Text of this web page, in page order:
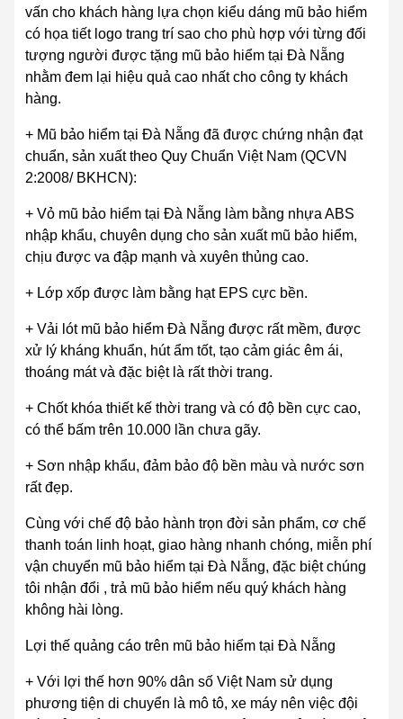
vấn cho khách hàng lựa chọn kiểu dáng mũ bảo hiểm
có họa tiết logo trang trí sao cho phù hợp với từng đối
tượng người được tặng mũ bảo hiểm tại Đà Nẵng
nhằm đem lại hiệu quả cao nhất cho công ty khách
hàng.
+ Mũ bảo hiểm tại Đà Nẵng đã được chứng nhận đạt
chuẩn, sản xuất theo Quy Chuẩn Việt Nam (QCVN
2:2008/ BKHCN):
+ Vỏ mũ bảo hiểm tại Đà Nẵng làm bằng nhựa ABS
nhập khẩu, chuyên dụng cho sản xuất mũ bảo hiểm,
chịu được va đập mạnh và xuyên thủng cao.
+ Lớp xốp được làm bằng hạt EPS cực bền.
+ Vải lót mũ bảo hiểm Đà Nẵng được rất mềm, được
xử lý kháng khuẩn, hút ẩm tốt, tạo cảm giác êm ái,
thoáng mát và đặc biệt là rất thời trang.
+ Chốt khóa thiết kế thời trang và có độ bền cực cao,
có thể bấm trên 10.000 lần chưa gãy.
+ Sơn nhập khẩu, đảm bảo độ bền màu và nước sơn
rất đẹp.
Cùng với chế độ bảo hành trọn đời sản phẩm, cơ chế
thanh toán linh hoạt, giao hàng nhanh chóng, miễn phí
vận chuyển mũ bảo hiểm tại Đà Nẵng, đặc biệt chúng
tôi nhận đổi , trả mũ bảo hiểm nếu quý khách hàng
không hài lòng.
Lợi thế quảng cáo trên mũ bảo hiểm tại Đà Nẵng
+ Với lợi thế hơn 90% dân số Việt Nam sử dụng
phương tiện di chuyển là mô tô, xe máy nên việc đội